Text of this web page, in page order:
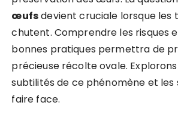
œufsdevient cruciale lorsque les
chutent. Comprendre les risques
bonnes pratiques permettra de
précieuse récolte ovale.
subtilités de ce phénomène et les
faire face.